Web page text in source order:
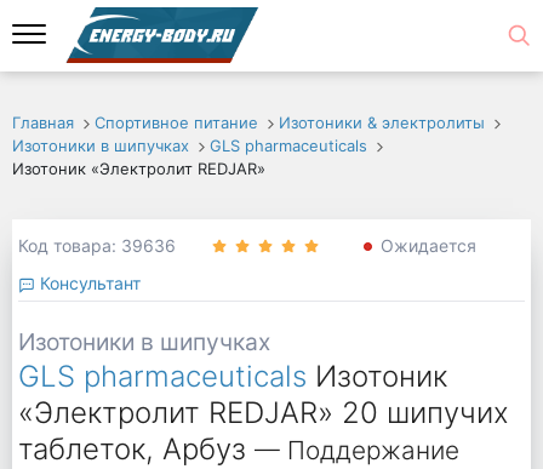
Главная Спортивное питание
Изотоники & электролиты
Изотоники в шипучках
GLS pharmaceuticals
Изотоник «Электролит REDJAR»
Код товара: 39636
Ожидается
Консультант
Изотоники в шипучках
GLS pharmaceuticals Изотоник
«Электролит REDJAR» 20 шипучих
таблеток, Арбуз — Поддержание